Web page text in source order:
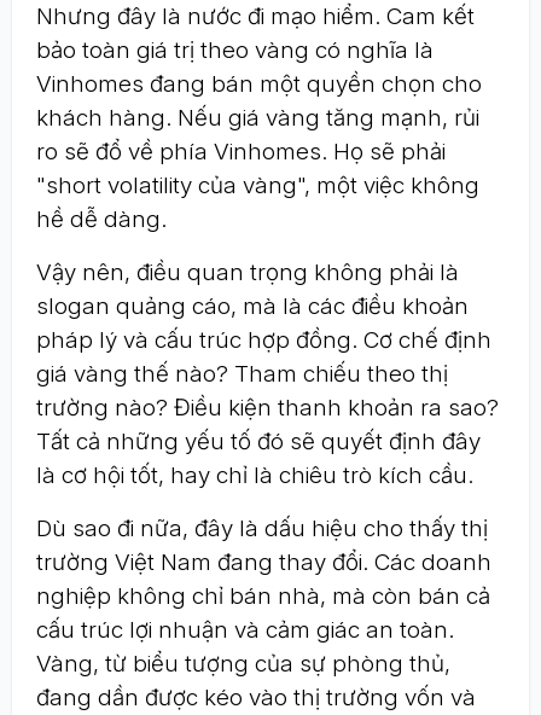
Nhưng đây là nước đi mạo hiểm. Cam kết
bảo toàn giá trị theo vàng có nghĩa là
Vinhomes đang bán một quyền chọn cho
khách hàng. Nếu giá vàng tăng mạnh, rủi
ro sẽ đổ về phía Vinhomes. Họ sẽ phải
"short volatility của vàng", một việc không
hề dễ dàng.
Vậy nên, điều quan trọng không phải là
slogan quảng cáo, mà là các điều khoản
pháp lý và cấu trúc hợp đồng. Cơ chế định
giá vàng thế nào? Tham chiếu theo thị
trường nào? Điều kiện thanh khoản ra sao?
Tất cả những yếu tố đó sẽ quyết định đây
là cơ hội tốt, hay chỉ là chiêu trò kích cầu.
Dù sao đi nữa, đây là dấu hiệu cho thấy thị
trường Việt Nam đang thay đổi. Các doanh
nghiệp không chỉ bán nhà, mà còn bán cả
cấu trúc lợi nhuận và cảm giác an toàn.
Vàng, từ biểu tượng của sự phòng thủ,
đang dần được kéo vào thị trường vốn và